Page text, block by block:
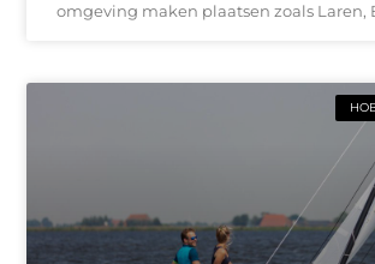
omgeving maken plaatsen zoals Laren,